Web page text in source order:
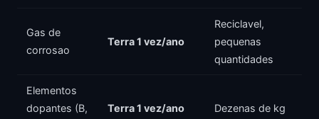
Gas de
corrosao
Terra 1 vez/ano
Reciclavel,
pequenas
quantidades
Elementos
dopantes (B,
Terra 1 vez/ano Dezenas de kg